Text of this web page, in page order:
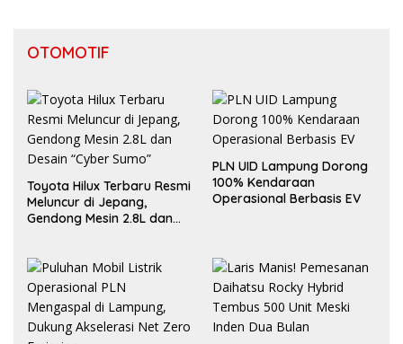
OTOMOTIF
Toyota Hilux Terbaru Resmi
Meluncur di Jepang,
Gendong Mesin 2.8L dan
PLN UID Lampung Dorong
100% Kendaraan
Operasional Berbasis EV